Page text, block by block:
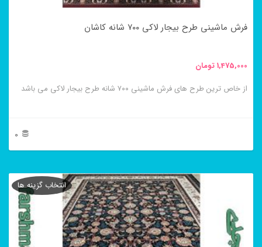
صفحه
انتخاب
شوند
فرش ماشینی طرح بیجار لاکی ۷۰۰ شانه کاشان
1,475,000تومان
از خاص ترین طرح های فرش ماشینی ۷۰۰ شانه طرح بیجار لاکی می باشد
0
محصول
مختلفی
انتخاب گزینه ها